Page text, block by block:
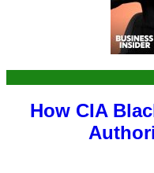
How CIA